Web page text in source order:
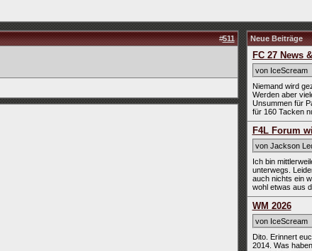
#511 Neue Beiträge
FC 27 News
von IceScream
Niemand wird
Werden aber
Unsummen für
für 160 Tacken
F4L Forum
von Jackson
Ich bin
unterwegs.
auch nichts ein
wohl etwas aus
WM 2026
von IceScream
Dito. Erinnert
2014. Was